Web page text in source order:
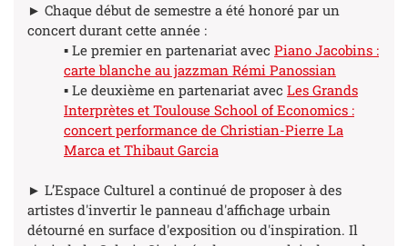
► Chaque début de semestre a été honoré par un
concert durant cette année :
▪ Le premier en partenariat avec Piano Jacobins :
carte blanche au jazzman Rémi Panossian
▪ Le deuxième en partenariat avec Les Grands
Interprètes et Toulouse School of Economics :
concert performance de Christian-Pierre La
Marca et Thibaut Garcia
► L’Espace Culturel a continué de proposer à des
artistes d'invertir le panneau d'affichage urbain
détourné en surface d'exposition ou d'inspiration. Il